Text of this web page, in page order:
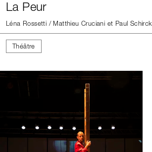
La Peur
Léna Rossetti / Matthieu Cruciani et Paul Schirck
Théâtre